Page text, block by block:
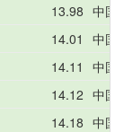
13.98 中国
14.01
中国
14.11
中国
14.12 中国
14.18 中国